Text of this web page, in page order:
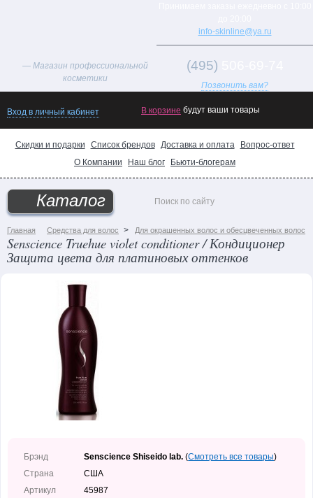
— Магазин профессиональной
косметики
info-skinline@ya.ru
(495)
Позвонить вам?
Вход в личный кабинет В корзине будут ваши товары
Скидки и подарки Список брендов Доставка и оплата
Вопрос-ответ
О Компании
Наш блог Бьюти-блогерам
Товар
дня!
Хиты
продаж
Новинки
каталога
руками
Уход
Каталог
Главная Средства для волос > Для окрашенных волос и обесцвеченных волос
Senscience Truehue violet conditioner / Кондиционер
Защита цвета для платиновых оттенков
Брэнд Senscience Shiseido lab.(Смотреть все товары)
Страна
США
Артикул
45987